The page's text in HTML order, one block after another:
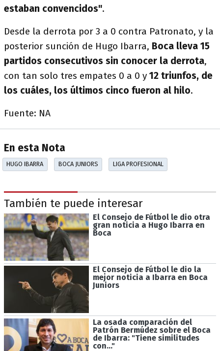
estaban convencidos".
Desde la derrota por 3 a 0 contra Patronato, y la
posterior sunción de Hugo Ibarra, Boca lleva 15
partidos consecutivos sin conocer la derrota,
con tan solo tres empates 0 a 0 y 12 triunfos, de
los cuáles, los últimos cinco fueron al hilo.
Fuente: NA
En esta Nota
HUGO IBARRA BOCA JUNIORS LIGA PROFESIONAL
También te puede interesar
El Consejo de Fútbol le dio otra
gran noticia a Hugo Ibarra en
Boca
El Consejo de Fútbol le dio la
mejor noticia a Ibarra en Boca
Juniors
La osada comparación del
Patrón Bermúdez sobre el Boca
de Ibarra: "Tiene similitudes
con..."